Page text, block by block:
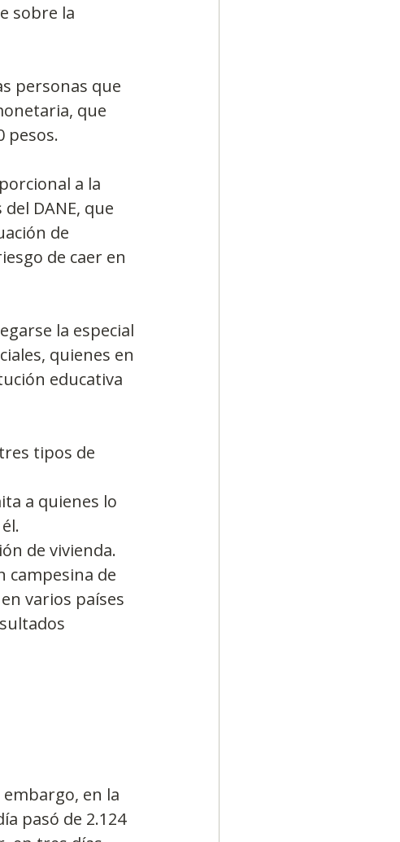
sobre la
personas que
que
pesos.
a la
DANE, que
de
de caer en
la especial
quienes en
educativa
tipos de
a quienes lo
de vivienda.
campesina de
varios países
en la
pasó de 2.124